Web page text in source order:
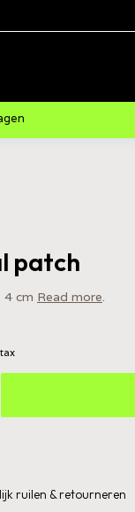
patch
4 cm Read more.
ruilen & retourneren